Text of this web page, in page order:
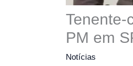
Tenente-
PM em
Notícias